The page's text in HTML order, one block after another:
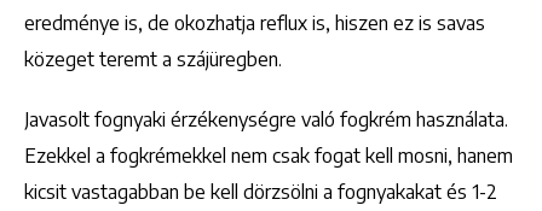
eredménye is, de okozhatja reflux is, hiszen ez is savas
közeget teremt a szájüregben.
Javasolt fognyaki érzékenységre való fogkrém használata.
Ezekkel a fogkrémekkel nem csak fogat kell mosni, hanem
kicsit vastagabban be kell dörzsölni a fognyakakat és 1-2